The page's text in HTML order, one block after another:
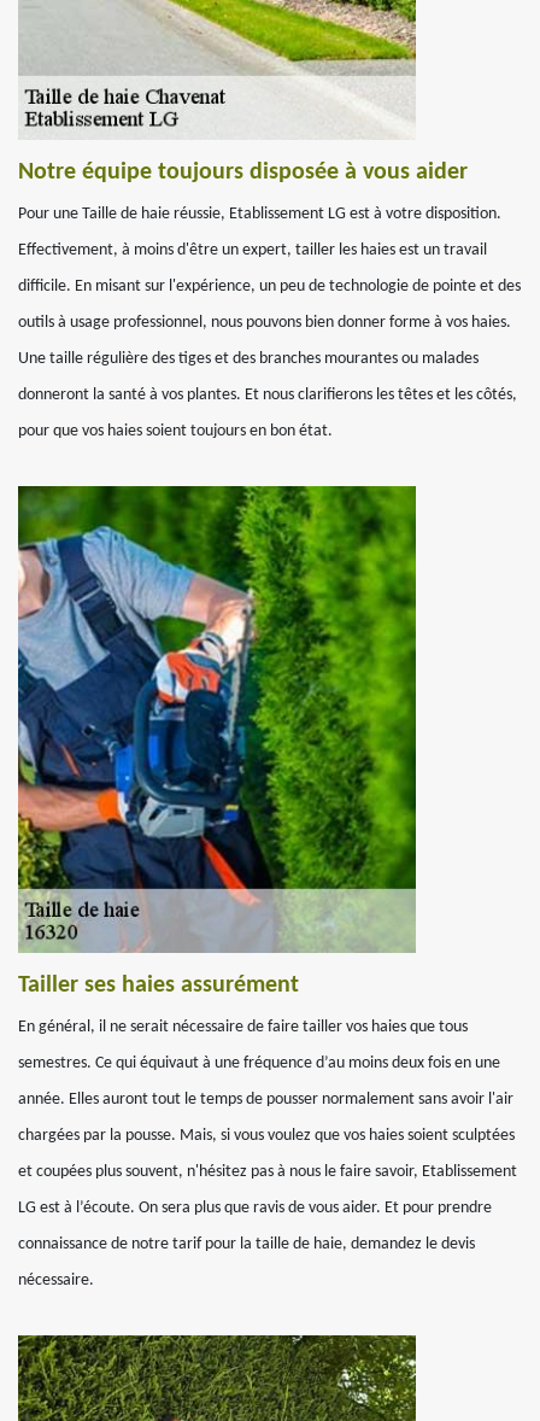
Notre équipe toujours disposée à vous aider
Pour une Taille de haie réussie, Etablissement LG est à votre disposition.
Effectivement, à moins d'être un expert, tailler les haies est un travail
difficile. En misant sur l'expérience, un peu de technologie de pointe et des
outils à usage professionnel, nous pouvons bien donner forme à vos haies.
Une taille régulière des tiges et des branches mourantes ou malades
donneront la santé à vos plantes. Et nous clarifierons les têtes et les côtés,
pour que vos haies soient toujours en bon état.
Tailler ses haies assurément
En général, il ne serait nécessaire de faire tailler vos haies que tous
semestres. Ce qui équivaut à une fréquence d’au moins deux fois en une
année. Elles auront tout le temps de pousser normalement sans avoir l'air
chargées par la pousse. Mais, si vous voulez que vos haies soient sculptées
et coupées plus souvent, n'hésitez pas à nous le faire savoir, Etablissement
LG est à l’écoute. On sera plus que ravis de vous aider. Et pour prendre
connaissance de notre tarif pour la taille de haie, demandez le devis
nécessaire.